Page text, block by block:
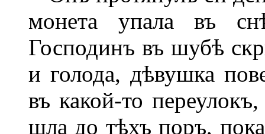
монета упала въ
Господинъ въ шубѣ
и голода, дѣвушка
въ какой-то
шла до тѣхъ поръ,